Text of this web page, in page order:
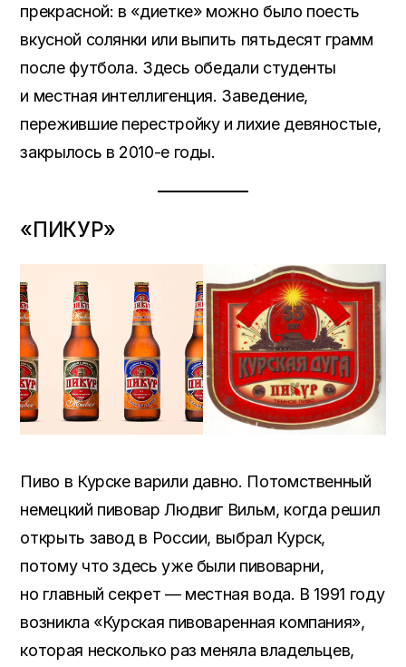
прекрасной: в «диетке» можно было поесть
вкусной солянки или выпить пятьдесят грамм
после футбола. Здесь обедали студенты
и местная интеллигенция. Заведение,
пережившие перестройку и лихие девяностые,
закрылось в 2010-е годы.
«ПИКУР»
Пиво в Курске варили давно. Потомственный
немецкий пивовар Людвиг Вильм, когда решил
открыть завод в России, выбрал Курск,
потому что здесь уже были пивоварни,
но главный секрет — местная вода. В 1991 году
возникла «Курская пивоваренная компания»,
которая несколько раз меняла владельцев,